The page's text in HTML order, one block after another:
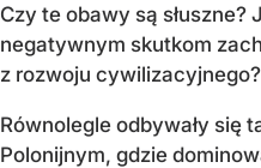
Czy te obawy są słuszne?
negatywnym skutkom
z rozwoju cywilizacyjnego?
Równolegle odbywały się
Polonijnym, gdzie